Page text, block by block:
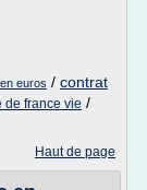
euros / contrat
de france vie /
Haut de page